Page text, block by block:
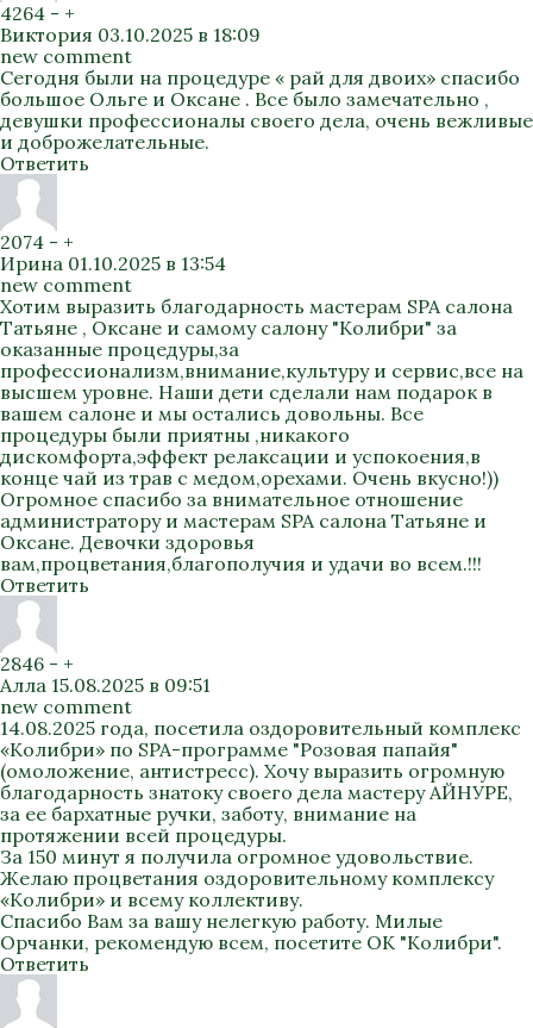
4264 - +
Виктория 03.10.2025 в 18:09
new comment
Сегодня были на процедуре « рай для двоих» спасибо
большое Ольге и Оксане . Все было замечательно ,
девушки профессионалы своего дела, очень вежливые
и доброжелательные.
Ответить
2074 - +
Ирина 01.10.2025 в 13:54
new comment
Хотим выразить благодарность мастерам SPA салона
Татьяне , Оксане и самому салону "Колибри" за
оказанные процедуры,за
профессионализм,внимание,культуру и сервис,все на
высшем уровне. Наши дети сделали нам подарок в
вашем салоне и мы остались довольны. Все
процедуры были приятны ,никакого
дискомфорта,эффект релаксации и успокоения,в
конце чай из трав с медом,орехами. Очень вкусно!))
Огромное спасибо за внимательное отношение
администратору и мастерам SPA салона Татьяне и
Оксане. Девочки здоровья
вам,процветания,благополучия и удачи во всем.!!!
Ответить
2846 - +
Алла 15.08.2025 в 09:51
new comment
14.08.2025 года, посетила оздоровительный комплекс
«Колибри» по SPA-программе "Розовая папайя"
(омоложение, антистресс). Хочу выразить огромную
благодарность знатоку своего дела мастеру АЙНУРЕ,
за ее бархатные ручки, заботу, внимание на
протяжении всей процедуры.
За 150 минут я получила огромное удовольствие.
Желаю процветания оздоровительному комплексу
«Колибри» и всему коллективу.
Спасибо Вам за вашу нелегкую работу. Милые
Орчанки, рекомендую всем, посетите ОК "Колибри".
Ответить